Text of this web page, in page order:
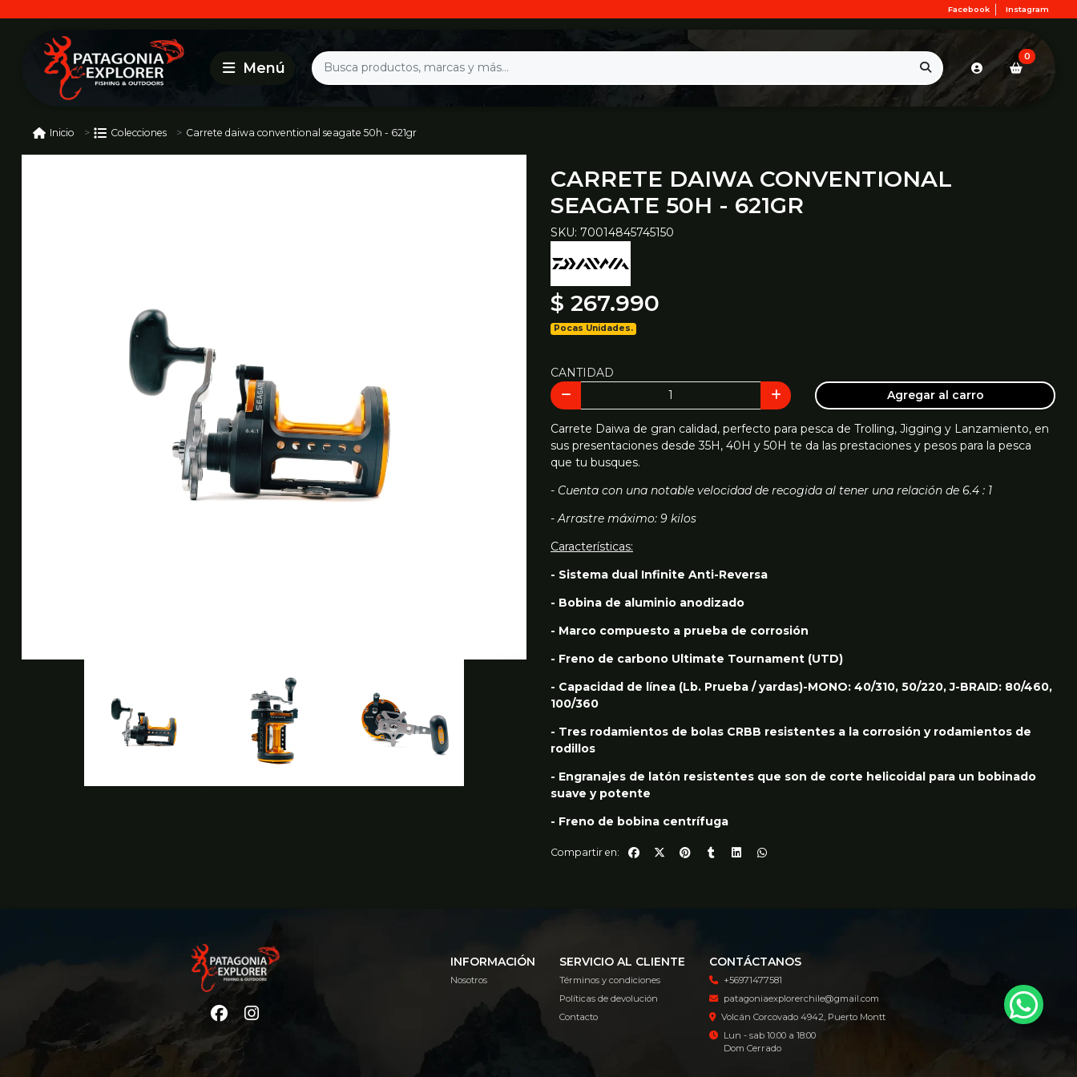
Facebook Instagram
0
Inicio Colecciones Carrete daiwa conventional seagate 50h - 621gr
CARRETE DAIWA CONVENTIONAL
SEAGATE 50H - 621GR
SKU: 70014845745150
$ 267.990
Pocas Unidades.
CANTIDAD
Agregar al carro
Carrete Daiwa de gran calidad, perfecto para pesca de Trolling, Jigging y Lanzamiento, en
sus presentaciones desde 35H, 40H y 50H te da las prestaciones y pesos para la pesca
que tu busques.
- Cuenta con una notable velocidad de recogida al tener una relación de 6.4 : 1
- Arrastre máximo: 9 kilos
Características:
- Sistema dual Infinite Anti-Reversa
- Bobina de aluminio anodizado
- Marco compuesto a prueba de corrosión
- Freno de carbono Ultimate Tournament (UTD)
- Capacidad de línea (Lb. Prueba / yardas)-MONO: 40/310, 50/220, J-BRAID: 80/460,
100/360
- Tres rodamientos de bolas CRBB resistentes a la corrosión y rodamientos de
rodillos
- Engranajes de latón resistentes que son de corte helicoidal para un bobinado
suave y potente
- Freno de bobina centrífuga
Compartir en:
INFORMACIÓN
Nosotros
SERVICIO AL CLIENTE
Términos y condiciones
Políticas de devolución
Contacto
CONTÁCTANOS
+56971477581
patagoniaexplorerchile@gmail.com
Volcán Corcovado 4942, Puerto Montt
Lun - sab 10:00 a 18:00
Dom Cerrado